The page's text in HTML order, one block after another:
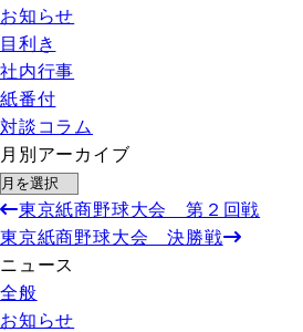
お知らせ
目利き
社内行事
紙番付
対談コラム
月別アーカイブ
東京紙商野球大会 第２回戦
東京紙商野球大会 決勝戦
ニュース
全般
お知らせ